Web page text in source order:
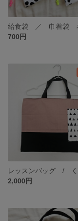
700円
2,000円